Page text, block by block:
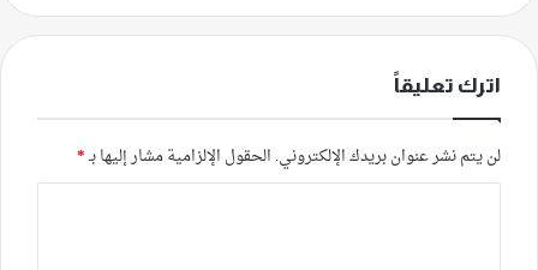
اترك تعليقاً
لن يتم نشر عنوان بريدك الإلكتروني. الحقول الإلزامية مشار إليها بـ*